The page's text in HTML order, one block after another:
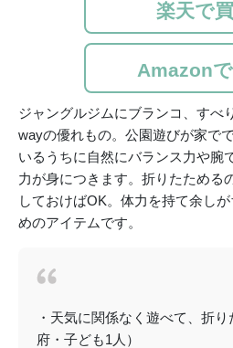
楽天で
Amazon
ジャングルジムにブランコ、すべ
wayの優れもの。公園遊びが家で
いるうちに自然にバランス力や腕
力が身につきます。折りたためる
しておけばOK。体力を持て余し
めのアイテムです。
・天気に関係なく遊べて、折
府・子ども1人）